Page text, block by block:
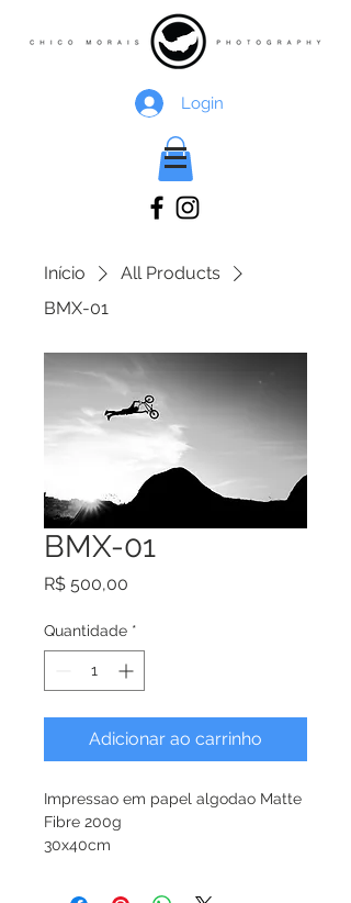
Login
Início
All Products
BMX-01
BMX-01
R$ 500,00
Quantidade *
Adicionar ao carrinho
Impressao em papel algodao Matte
Fibre 200g
30x40cm